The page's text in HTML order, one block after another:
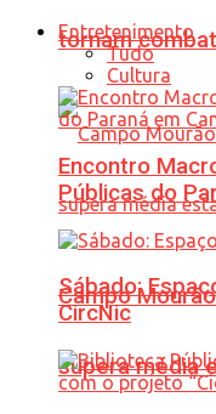
tornam
Campo
supera média
Entretenimento
Tudo
Cultura
Encontro
Públicas do
Sábado:
CircNic